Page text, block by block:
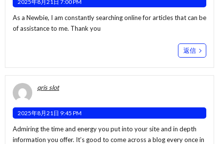
2025年8月21日 7:00 PM
As a Newbie, I am constantly searching online for articles that can be
of assistance to me. Thank you
返信
qris slot
2025年8月21日 9:45 PM
Admiring the time and energy you put into your site and in depth
information you offer. It’s good to come across a blog every once in